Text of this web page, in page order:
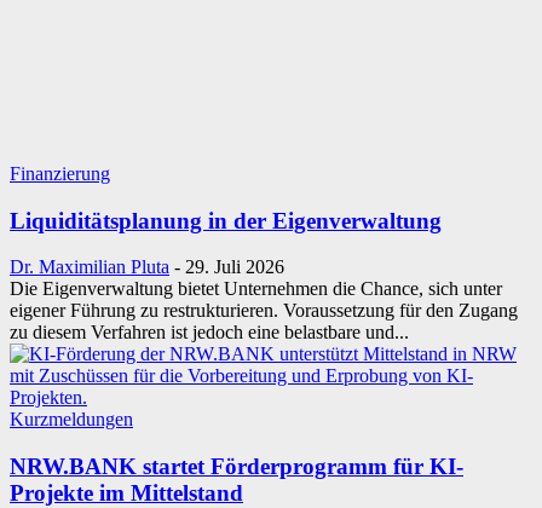
Finanzierung
Liquiditätsplanung in der Eigenverwaltung
Dr. Maximilian Pluta - 29. Juli 2026
Die Eigenverwaltung bietet Unternehmen die Chance, sich unter
eigener Führung zu restrukturieren. Voraussetzung für den Zugang
zu diesem Verfahren ist jedoch eine belastbare und...
Kurzmeldungen
NRW.BANK startet Förderprogramm für KI-
Projekte im Mittelstand